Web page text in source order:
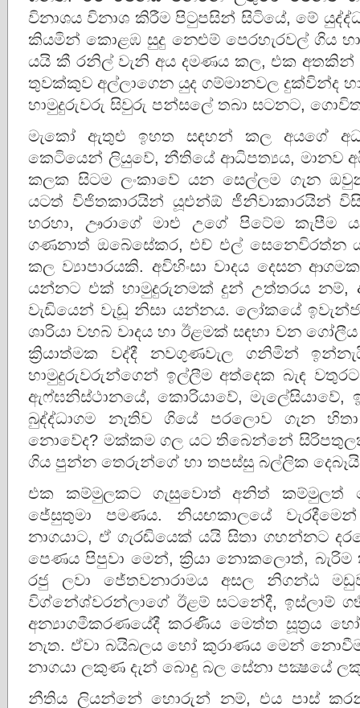
විනාශය විනාශ කිරීම පිටුපසින් සිටියේ, මේ
කියමින් කොළඹ සුදු නෙළුම් පෙරහැරවල් ගිය
යයි කී රනිල් වැනි අය දමණය කල, එක අතකින්
තුවක්කුව අල්ලාගෙන යුද ගම්මානවල දුක්‌වින්ද
හාමුදුරුවරු සිවුරු පන්සලේ තබා සටනට,
මැකෝ ඇතුළු ඉහත සඳහන් කල අයගේ
කෙටියෙන් ලියුවේ, නීතියේ ආධිපත්‍යය, මානව
කලක සිටම ලංකාවේ යන සෙල්ලම ගැන
යටත් විජිතකාරයින් යූ‌එන්‌ඕ ජීනිවාකාරයින්
හරහා, ඌරාගේ මාළු උගේ පිටේම කැපීම
ගණනාත් ඔබේසේකර, එ‌ච් ‌එ‌ල් සෙනෙවිරත්න
කල ව්‍යාපාරයකි. අවිහිංසා වාදය දෙසන
යන්නට එක් හාමුදුරුනමක් දුන් උත්තරය නම්,
වැඩියෙන් වැඩූ නිසා යන්නය. ලෝකයේ
ශාරියා වහබ් වාදය හා ඊළමක් සඳහා වන
ක්‍රියාත්මක වද්දී නවගුණවැල ගනිමින්
හාමුදුරුවරුන්ගෙන් ඉල්ලීම අත්දෙක බැඳ
ඇෆ්ඝනිස්ථානයේ, කොරියාවේ, මැලේසියාවේ,
බුද්ද්ධාගම නැතිව ගියේ පරලොව ගැන
නොවේද? මක්කම ගල යට තිබෙන්නේ
ගිය පුන්න තෙරුන්ගේ හා තපස්සු බල්ලික
එක කම්මුලකට ගැසුවොත් අනිත් කම්මුලත්
ජේසුතුමා පමණය. නියඟකාලයේ
නාගයාට, ඒ ගැරඬියෙක් යයි සිතා ගහන්නට
පෙණය පිපුවා මෙන්, ක්‍රියා නොකලොත්, බැරිම
රජු ලවා ජේතවනාරාමය අසල නිගන්ඨ
විග්නේශ්වරන්ලාගේ ඊළම් සටනේදී, ඉස්ලාම්
අන්‍යාගමීකරණයේදී කරණීය මෙත්ත සූත්‍රය
නැත. ඒවා බයිබලය හෝ කුරාණය මෙන්
නාගයා ලකුණ දැන් බොදු බල සේනා පක්‍ෂයේ
නීතිය ලියන්නේ හොරුන් නම්, එය පාස්